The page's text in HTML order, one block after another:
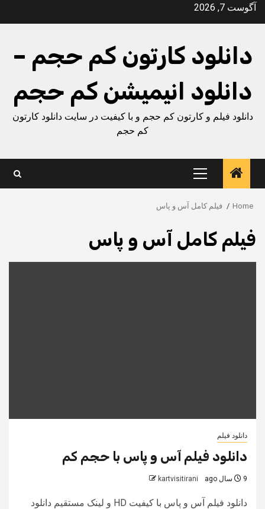
Skipآگوست 7, 2026
دانلود کارتون کم حجم –
دانلود انیمیشن کم حجم
دانلود فیلم و کارتون کم حجم و با کیفیت در سایت دانلود کارتون
کم حجم
Primary
Menu
Home فیلم کامل آس و پاس
فیلم کامل آس و پاس
دانلود فیلم
دانلود فیلم آس و پاس با حجم کم
9 سال ago kartvisitirani
دانلود فیلم آس و پاس با کیفیت HD و لینک مستقیم دانلود